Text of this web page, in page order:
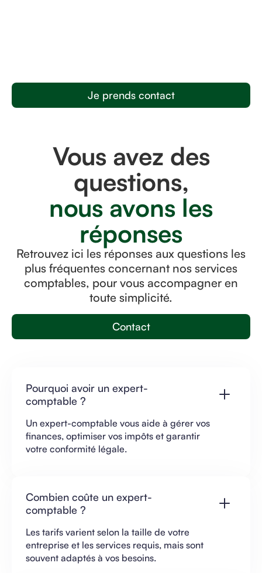
Je prends contact
Vous avez des
questions,
nous avons les
réponses
Retrouvez ici les réponses aux questions les
plus fréquentes concernant nos services
comptables, pour vous accompagner en
toute simplicité.
Contact
Pourquoi avoir un expert-
comptable ?
Un expert-comptable vous aide à gérer vos
finances, optimiser vos impôts et garantir
votre conformité légale.
Combien coûte un expert-
comptable ?
Les tarifs varient selon la taille de votre
entreprise et les services requis, mais sont
souvent adaptés à vos besoins.